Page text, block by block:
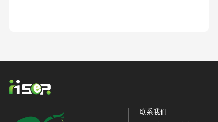
联系我们